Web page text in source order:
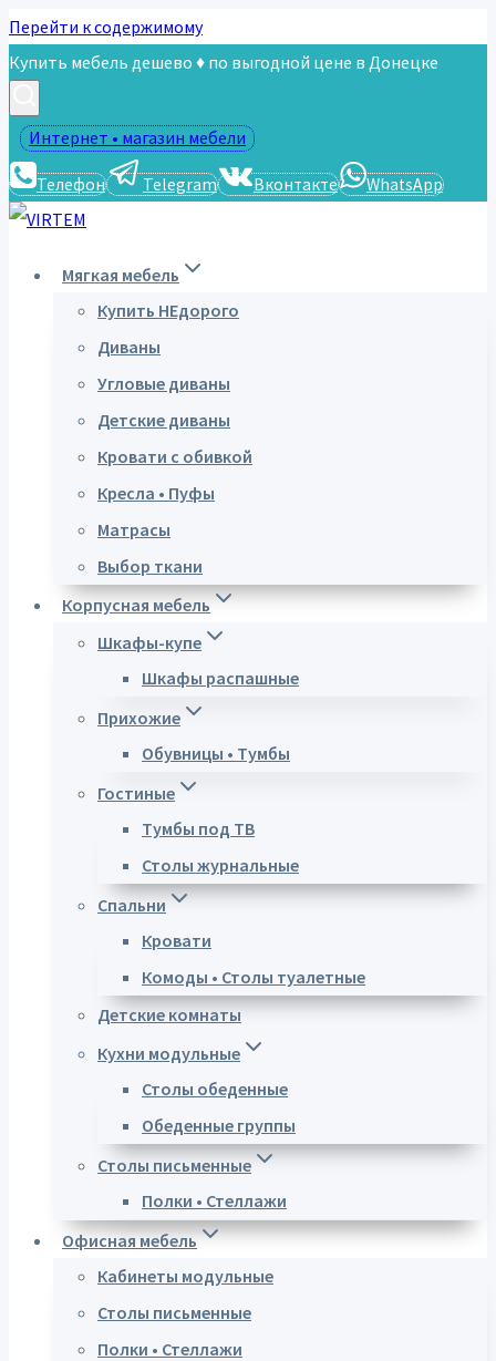
Перейти к содержимому
Купить мебель дешево ♦ по выгодной цене в Донецке
Интернет • магазин мебели
Телефон Telegram Вконтакте WhatsApp
Мягкая мебель
Купить НЕдорого
Диваны
Угловые диваны
Детские диваны
Кровати с обивкой
Кресла • Пуфы
Матрасы
Выбор ткани
Корпусная мебель
Шкафы-купе
Шкафы распашные
Прихожие
Обувницы • Тумбы
Гостиные
Тумбы под ТВ
Столы журнальные
Спальни
Кровати
Комоды • Столы туалетные
Детские комнаты
Кухни модульные
Столы обеденные
Обеденные группы
Столы письменные
Полки • Стеллажи
Офисная мебель
Кабинеты модульные
Столы письменные
Полки • Стеллажи